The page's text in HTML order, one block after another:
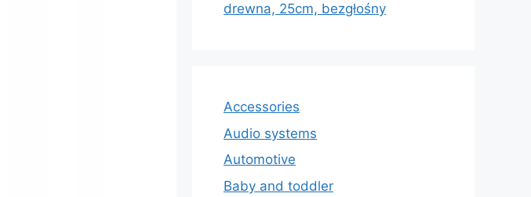
drewna, 25cm, bezgłośny
Accessories
Audio systems
Automotive
Baby and toddler